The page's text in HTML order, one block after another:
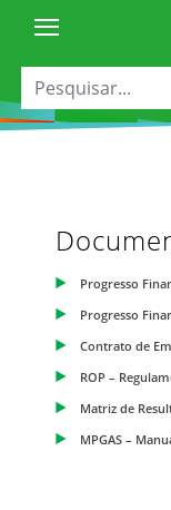
Progresso
Progresso
Contrato de
ROP –
Matriz de
MPGAS –